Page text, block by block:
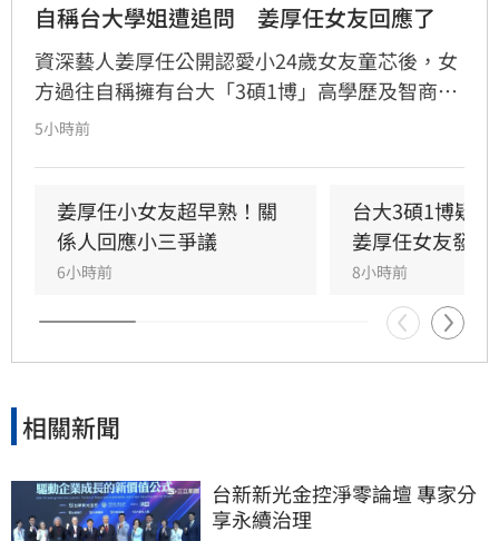
自稱台大學姐遭追問　姜厚任女友回應了
資深藝人姜厚任公開認愛小24歲女友童芯後，女
方過往自稱擁有台大「3碩1博」高學歷及智商
146等背景引發外界高度質疑。童芯日前於社群
件，導致話題持續發酵，網友針對其學歷真實性
仍存有諸多疑問。面對女友身陷輿論風波，姜厚
任展現力挺態度，笑稱兩人的戀情已像偵探片，
5小時前
姜厚任小女友超早熟！關
係人回應小三爭議
6小時前
台大3碩1博疑
姜厚任女友發聲
8小時前
相關新聞
台新新光金控淨零論壇 專家分
享永續治理